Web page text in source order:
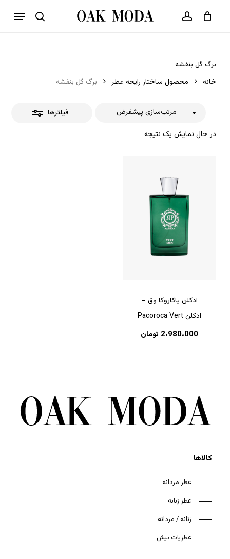
جستجو حساب کاربری
فهرست
سبد خرید بستن
هیچ محصولی در سبد خرید نیست.
برگ گل بنفشه
خانه
محصول ساختار رایحه عطر برگ گل بنفشه
فیلترها
در حال نمایش یک نتیجه
مرتب‌سازی پیشفرض
بستن
ادکلن پاکاروکا وق –
ادکلن Pacoroca Vert
2،980،000 تومان
کالاها
عطر مردانه
عطر زنانه
زنانه / مردانه
عطریات نیش